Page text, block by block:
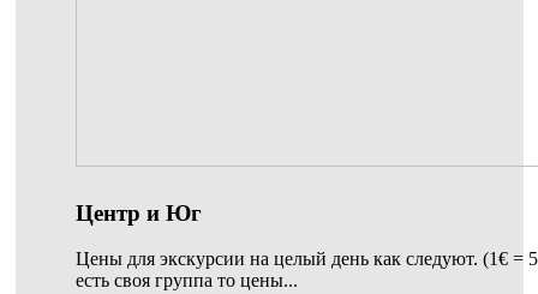
Центр и Юг
Цены для экскурсии на целый день как следуют. (1€ =
есть своя группа то цены...